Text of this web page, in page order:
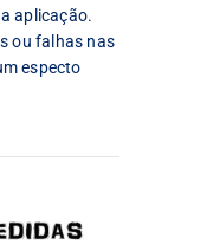
aplicação.
ou falhas nas
especto